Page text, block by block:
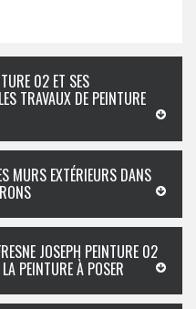
02 ET SES
TRAVAUX DE PEINTURE
MURS EXTÉRIEURS DANS
JOSEPH PEINTURE 02
PEINTURE À POSER